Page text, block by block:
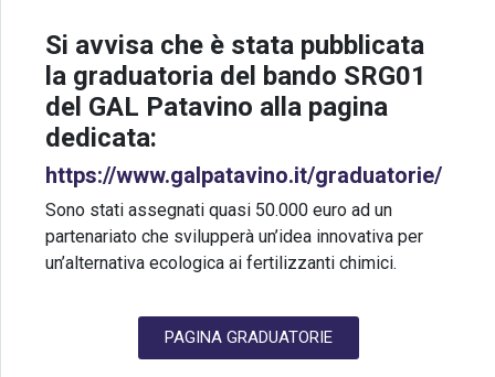
Si avvisa che è stata pubblicata
la graduatoria del bando SRG01
del GAL Patavino alla pagina
dedicata:
https://www.galpatavino.it/graduatorie/
Sono stati assegnati quasi 50.000 euro ad un
partenariato che svilupperà un’idea innovativa per
un’alternativa ecologica ai fertilizzanti chimici.
PAGINA GRADUATORIE